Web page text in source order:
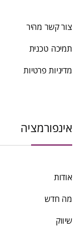
צור קשר מהיר
תמיכה טכנית
מדיניות פרטיות
אינפורמציה
אודות
מה חדש
שיווק